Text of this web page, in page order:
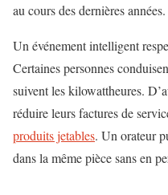
au cours des dernières années.
Un événement intelligent
Certaines personnes
suivent les kilowattheures.
réduire leurs factures de
produits jetables. Un orateur
dans la même pièce sans en